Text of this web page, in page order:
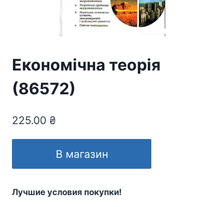
Економічна теорія
(86572)
225.00 ₴
В магазин
Лучшие условия покупки!